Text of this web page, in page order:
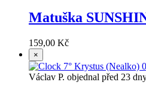
Matuška
159,00 Kč
×
Václav P. objednal před 23